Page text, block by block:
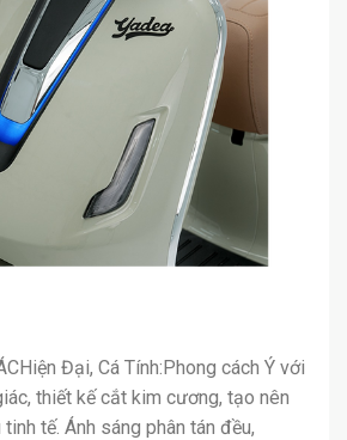
Đại, Cá Tính:Phong cách Ý với
thiết kế cắt kim cương, tạo nên
tế. Ánh sáng phân tán đều,